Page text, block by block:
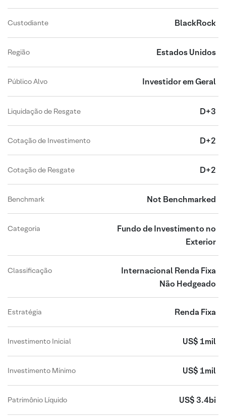
Custodiante BlackRock
Região Estados Unidos
Público Alvo Investidor em Geral
Liquidação de Resgate D+3
Cotação de Investimento D+2
Cotação de Resgate D+2
Benchmark Not Benchmarked
Categoria
Fundo de Investimento no
Exterior
Classificação
Internacional Renda Fixa
Não Hedgeado
Estratégia Renda Fixa
Investimento Inicial US$ 1mil
Investimento Mínimo US$ 1mil
Patrimônio Líquido US$ 3.4bi